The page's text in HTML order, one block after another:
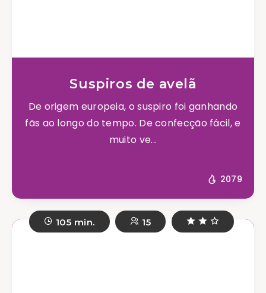
Suspiros de avelã
De origem europeia, o suspiro foi ganhando
fãs ao longo do tempo. De confecção fácil, e
muito ve...
2079
105 min. 15